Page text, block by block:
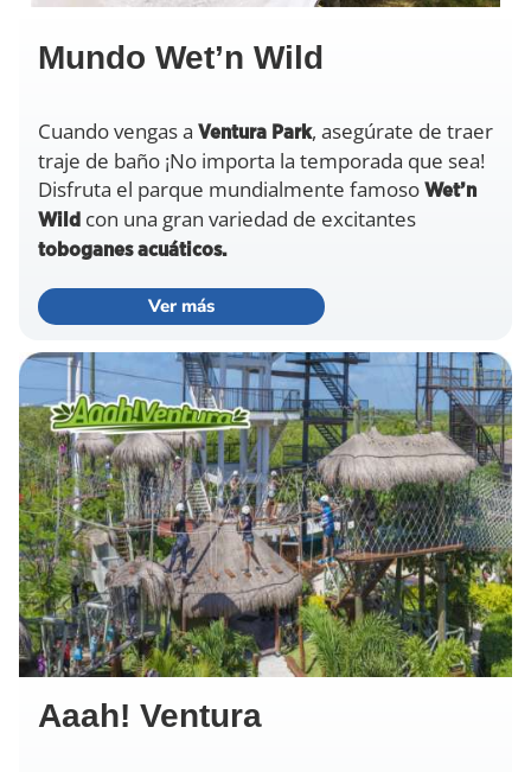
Mundo Wet’n Wild
Cuando vengas a Ventura Park, asegúrate de traer
traje de baño ¡No importa la temporada que sea!
Disfruta el parque mundialmente famoso Wet’n
Wild con una gran variedad de excitantes
toboganes acuáticos.
Ver más
Aaah! Ventura